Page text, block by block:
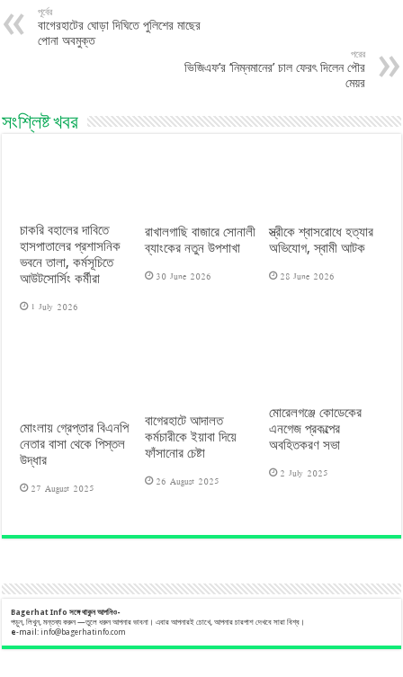
পূর্বের
বাগেরহাটের ঘোড়া দিঘিতে পুলিশের মাছের
পোনা অবমুক্ত
পরের
ভিজিএফ’র ‘নিম্নমানের’ চাল ফেরৎ দিলেন পৌর
মেয়র
সংশ্লিষ্ট খবর
চাকরি বহালের দাবিতে
হাসপাতালের প্রশাসনিক
ভবনে তালা, কর্মসূচিতে
আউটসোর্সিং কর্মীরা
1 July 2026
রাখালগাছি বাজারে সোনালী
ব্যাংকের নতুন উপশাখা
30 June 2026
স্ত্রীকে শ্বাসরোধে হত্যার
অভিযোগ, স্বামী আটক
28 June 2026
মোংলায় গ্রেপ্তার বিএনপি
নেতার বাসা থেকে পিস্তল
উদ্ধার
27 August 2025
বাগেরহাটে আদালত
কর্মচারীকে ইয়াবা দিয়ে
ফাঁসানোর চেষ্টা
26 August 2025
মোরেলগঞ্জে কোডেকের
এনগেজ প্রকল্পের
অবহিতকরণ সভা
2 July 2025
Bagerhat Info সঙ্গেথাকুনআপনিও-
পড়ুন, লিখুন, মন্তব্য করুন —তুলে ধরুন আপনার ভাবনা। এবার আপনারই চোখে, আপনার চারপাশ দেখবে সারা বিশ্ব।
e-mail:info@bagerhatinfo.com